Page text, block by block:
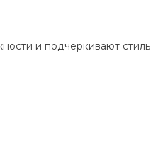
и подчеркивают стиль